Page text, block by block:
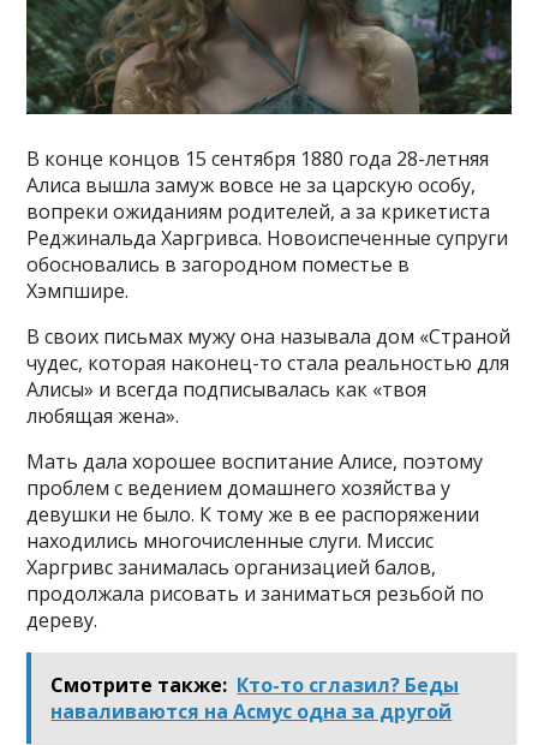
В конце концов 15 сентября 1880 года 28-летняя
Алиса вышла замуж вовсе не за царскую особу,
вопреки ожиданиям родителей, а за крикетиста
Реджинальда Харгривса. Новоиспеченные супруги
обосновались в загородном поместье в
Хэмпшире.
В своих письмах мужу она называла дом «Страной
чудес, которая наконец-то стала реальностью для
Алисы» и всегда подписывалась как «твоя
любящая жена».
Мать дала хорошее воспитание Алисе, поэтому
проблем с ведением домашнего хозяйства у
девушки не было. К тому же в ее распоряжении
находились многочисленные слуги. Миссис
Харгривс занималась организацией балов,
продолжала рисовать и заниматься резьбой по
дереву.
Смотрите также: Кто-то сглазил? Беды
наваливаются на Асмус одна за другой